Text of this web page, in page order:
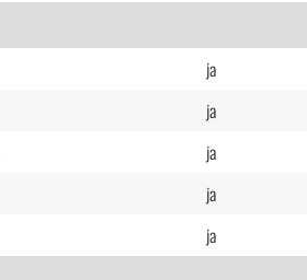
ja
ja
ja
ja
ja